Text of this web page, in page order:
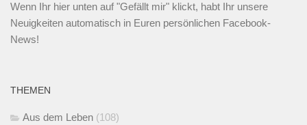
Wenn Ihr hier unten auf "Gefällt mir" klickt, habt Ihr unsere
Neuigkeiten automatisch in Euren persönlichen Facebook-
News!
THEMEN
Aus dem Leben (108)